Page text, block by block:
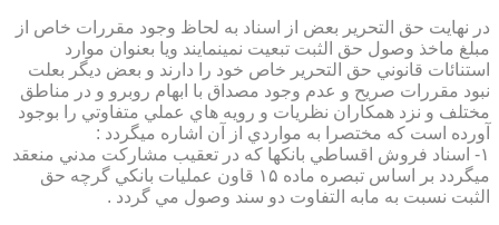
در نهايت حق التحرير بعض از اسناد به لحاظ وجود مقررات خاص از
مبلغ ماخذ وصول حق الثبت تبعيت نمينمايند ويا بعنوان موارد
استنائات قانوني حق التحرير خاص خود را دارند و بعض ديگر بعلت
نبود مقررات صريح و عدم وجود مصداق با ابهام روبرو و در مناطق
مختلف و نزد همكاران نظريات و رويه هاي عملي متفاوتي را بوجود
آورده است كه مختصرا به مواردي از آن اشاره ميگردد :
۱- اسناد فروش اقساطي بانكها كه در تعقيب مشاركت مدني منعقد
ميگردد بر اساس تبصره ماده ۱۵ قاون عمليات بانكي گرچه حق
الثبت نسبت به مابه التفاوت دو سند وصول مي گردد .